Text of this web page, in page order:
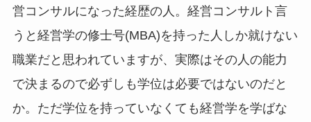
営コンサルになった経歴の人。経営コンサルト言
うと経営学の修士号(MBA)を持った人しか就けない
職業だと思われていますが、実際はその人の能力
で決まるので必ずしも学位は必要ではないのだと
か。ただ学位を持っていなくても経営学を学ばな